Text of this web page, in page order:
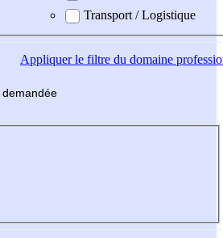
Transport / Logistique
Appliquerle filtre du domaine
demandée